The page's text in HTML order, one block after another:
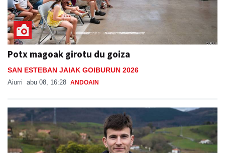
Potx magoak girotu du goiza
SAN ESTEBAN JAIAK GOIBURUN 2026
Aiurri abu 08, 16:28 ANDOAIN